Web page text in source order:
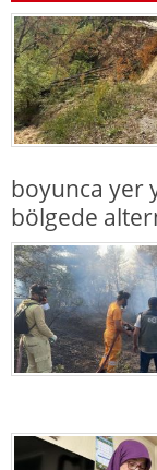
boyunca yer
bölgede